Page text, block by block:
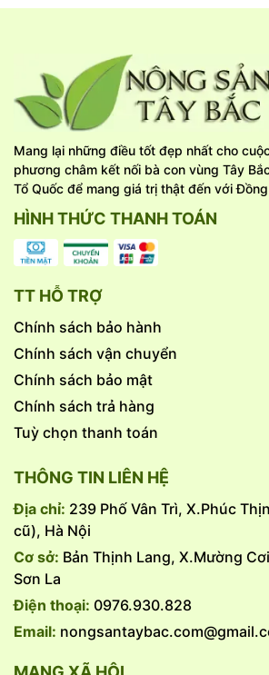
Mang lại những điều tốt đẹp nhất cho
phương châm kết nối bà con vùng Tây
Tổ Quốc để mang giá trị thật đến với Đồng
HÌNH THỨC THANH TOÁN
TT HỖ TRỢ
Chính sách bảo hành
Chính sách vận chuyển
Chính sách bảo mật
Chính sách trả hàng
Tuỳ chọn thanh toán
THÔNG TIN LIÊN HỆ
Địa chỉ: 239 Phố Vân Trì, X.Phúc
cũ), Hà Nội
Cơ sở: Bản Thịnh Lang, X.Mường
Sơn La
Điện thoại: 0976.930.828
Email: